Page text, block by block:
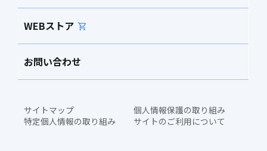
WEBストア
お問い合わせ
サイトマップ
個人情報保護の取り組み
特定個人情報の取り組み
サイトのご利用について